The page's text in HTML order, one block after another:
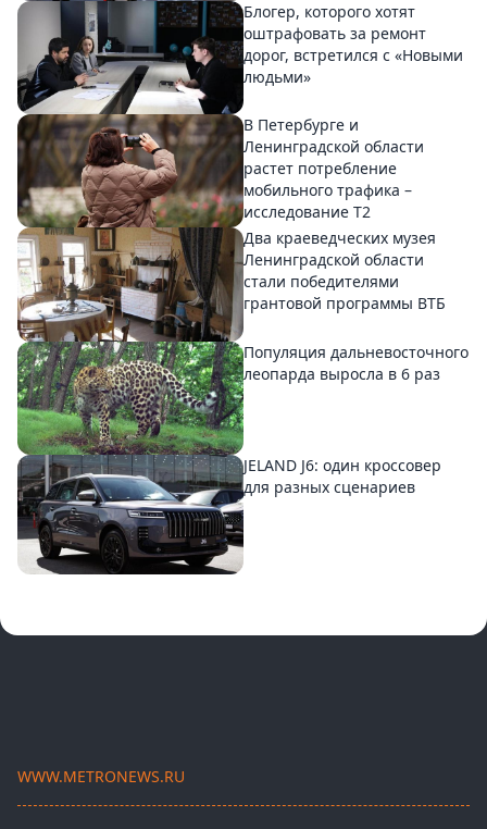
Блогер, которого хотят
оштрафовать за ремонт
дорог, встретился с «Новыми
людьми»
В Петербурге и
Ленинградской области
растет потребление
мобильного трафика –
исследование T2
Два краеведческих музея
Ленинградской области
стали победителями
грантовой программы ВТБ
Популяция дальневосточного
леопарда выросла в 6 раз
JELAND J6: один кроссовер
для разных сценариев
WWW.METRONEWS.RU